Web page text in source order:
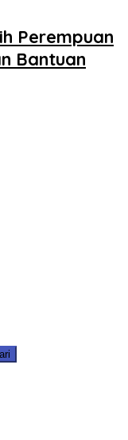
Perempuan
Bantuan